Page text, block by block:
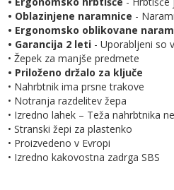
• Oblazinjene naramnice -
• Ergonomsko oblikovane
• Garancija 2 leti - Uporabljeni so
• Žepek za manjše predmete
• Priloženo držalo za ključe
• Nahrbtnik ima prsne trakove
• Notranja razdelitev žepa
• Izredno lahek – Teža nahrbtnika
• Stranski žepi za plastenko
• Proizvedeno v Evropi
• Izredno kakovostna zadrga SBS